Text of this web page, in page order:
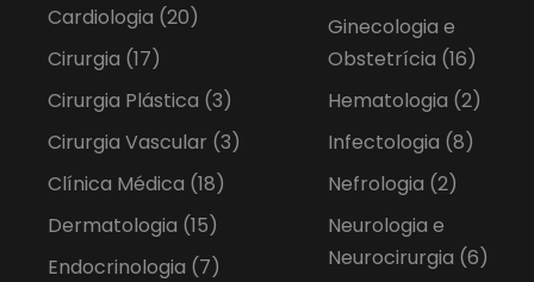
Cardiologia (20)
Cirurgia (17)
Cirurgia Plástica (3)
Cirurgia Vascular (3)
Clínica Médica (18)
Dermatologia (15)
Endocrinologia (7)
Ginecologia e
Obstetrícia (16)
Hematologia (2)
Infectologia (8)
Nefrologia (2)
Neurologia e
Neurocirurgia (6)